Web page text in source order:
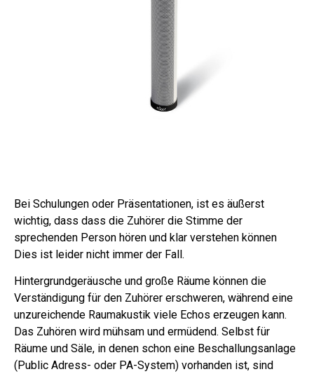
Bei Schulungen oder Präsentationen, ist es äußerst
wichtig, dass dass die Zuhörer die Stimme der
sprechenden Person hören und klar verstehen können
Dies ist leider nicht immer der Fall.
Hintergrundgeräusche und große Räume können die
Verständigung für den Zuhörer erschweren, während eine
unzureichende Raumakustik viele Echos erzeugen kann.
Das Zuhören wird mühsam und ermüdend. Selbst für
Räume und Säle, in denen schon eine Beschallungsanlage
(Public Adress- oder PA-System) vorhanden ist, sind